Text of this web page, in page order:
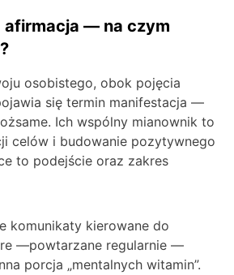
afirmacja — na czym
osobistego, obok pojęcia
się termin manifestacja —
Ich wspólny mianownik to
celów i budowanie pozytywnego
to podejście oraz zakres
komunikaty kierowane do
—powtarzane regularnie —
porcja „mentalnych witamin”.